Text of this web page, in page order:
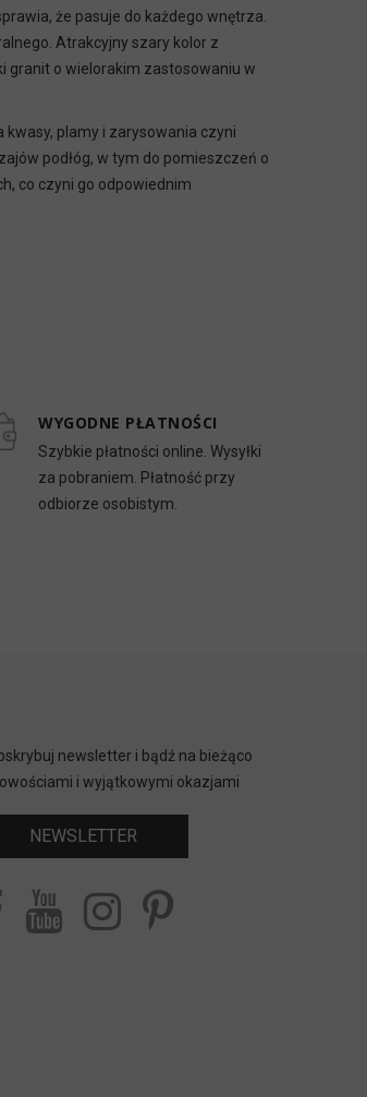
że pasuje do każdego wnętrza.
Atrakcyjny szary kolor z
granit o wielorakim zastosowaniu w
kwasy, plamy i zarysowania czyni
podłóg, w tym do pomieszczeń o
co czyni go odpowiednim
WYGODNE PŁATNOŚCI
Szybkie płatności online. Wysyłki
za pobraniem. Płatność przy
odbiorze osobistym.
newsletter i bądź na bieżąco
i wyjątkowymi okazjami
NEWSLETTER